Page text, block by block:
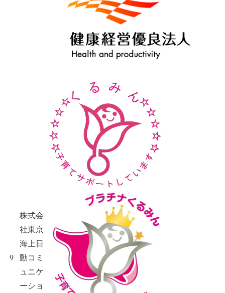
9
株式会
社東京
海上日
動コミ
ュニケ
ーショ